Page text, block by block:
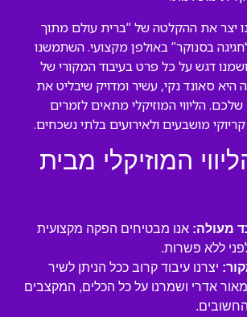
יצר את ההקלטה של “ברית עולם מתוך
50 שנה לחגיגה בסנוקר” באולפן מקצועי. השתמשנו
דגש על כל פרט בעיבוד המקורי של
היא סאונד נקי, עשיר ומדויק שיבליט את
שלכם. הליווי המוזיקלי מתאים לזמרים
מושבעים ולאירועים בלתי נשכחים.
המוזיקלי מבית
מעולה: אנו מבטיחים הפקה מקצועית
ללא פשרות.
יצרנו עיבוד קרוב ככל הניתן לשיר
אדרי ושמרנו על כל הכלים, המקצבים
החשובים.